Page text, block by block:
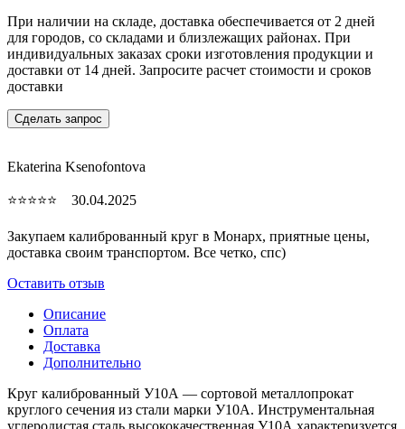
При наличии на складе, доставка обеспечивается от 2 дней
для городов, со складами и близлежащих районах. При
индивидуальных заказах сроки изготовления продукции и
доставки от 14 дней. Запросите расчет стоимости и сроков
доставки
Сделать запрос
Ekaterina Ksenofontova
⭐⭐⭐⭐⭐ 30.04.2025
Закупаем калиброванный круг в Монарх, приятные цены,
доставка своим транспортом. Все четко, спc)
Оставить отзыв
Описание
Оплата
Доставка
Дополнительно
Круг калиброванный У10А — сортовой металлопрокат
круглого сечения из стали марки У10А. Инструментальная
углеродистая сталь высококачественная У10А характеризуется